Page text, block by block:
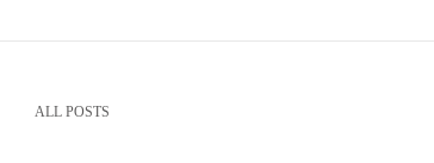
ALL POSTS